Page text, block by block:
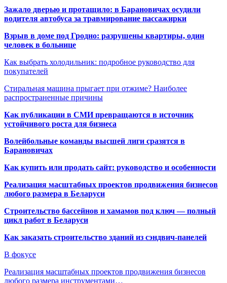
Зажало дверью и протащило: в Барановичах осудили
водителя автобуса за травмирование пассажирки
Взрыв в доме под Гродно: разрушены квартиры, один
человек в больнице
Как выбрать холодильник: подробное руководство для
покупателей
Стиральная машина прыгает при отжиме? Наиболее
распространенные причины
Как публикации в СМИ превращаются в источник
устойчивого роста для бизнеса
Волейбольные команды высшей лиги сразятся в
Барановичах
Как купить или продать сайт: руководство и особенности
Реализация масштабных проектов продвижения бизнесов
любого размера в Беларуси
Строительство бассейнов и хамамов под ключ — полный
цикл работ в Беларуси
Как заказать строительство зданий из сэндвич-панелей
В фокусе
Реализация масштабных проектов продвижения бизнесов
любого размера инструментами…